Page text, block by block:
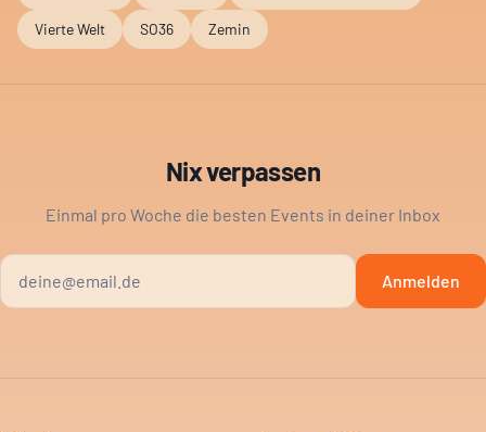
Vierte Welt SO36 Zemin
Nix verpassen
Einmal pro Woche die besten Events in deiner Inbox
Anmelden